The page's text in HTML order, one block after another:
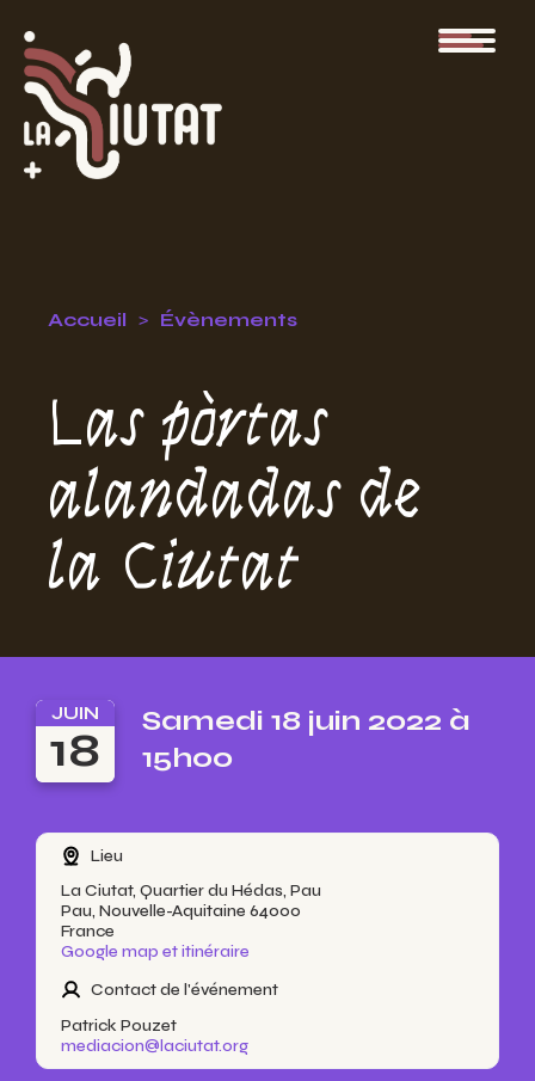
Accueil Évènements
Las pòrtas
alandadas de
la Ciutat
JUIN
18
Samedi 18 juin 2022 à
15h00
Lieu
La Ciutat, Quartier du Hédas, Pau
Pau, Nouvelle-Aquitaine 64000
France
Google map et itinéraire
Contact de l'événement
Patrick Pouzet
mediacion@laciutat.org